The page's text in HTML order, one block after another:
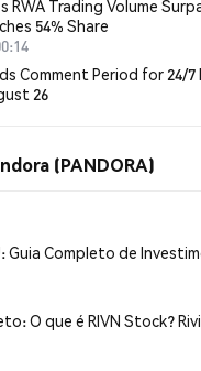
RWA Trading Volume
54% Share
Comment Period for 24/
26
(PANDORA)
Guia Completo de
O que é RIVN Stock?